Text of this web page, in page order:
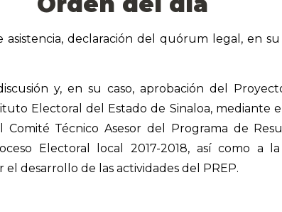
asistencia, declaración del quórum legal, en su
y, en su caso, aprobación del
Electoral del Estado de Sinaloa, mediante
Comité Técnico Asesor del Programa de
Electoral local 2017-2018, así como a
desarrollo de las actividades del PREP.